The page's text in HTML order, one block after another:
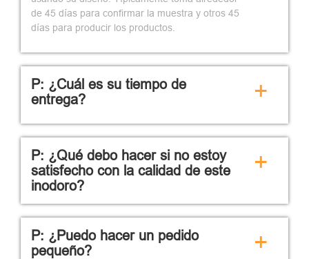
de 45 días para confirmar la muestra y otros 45
días para producir los productos.
P: ¿Cuál es su tiempo de
entrega?
+
P: ¿Qué debo hacer si no estoy
satisfecho con la calidad de este
inodoro?
+
P: ¿Puedo hacer un pedido
pequeño?
+